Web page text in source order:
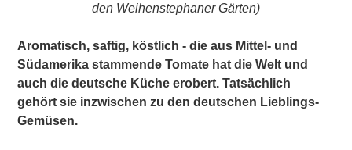
den Weihenstephaner Gärten)
Aromatisch, saftig, köstlich - die aus Mittel- und
Südamerika stammende Tomate hat die Welt und
auch die deutsche Küche erobert. Tatsächlich
gehört sie inzwischen zu den deutschen Lieblings-
Gemüsen.